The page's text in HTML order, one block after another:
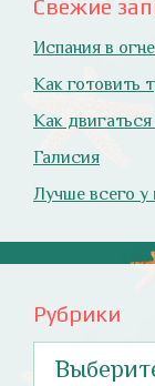
Свежие
Испания в огне
Как готовить
Как
Галисия
Лучше всего у
Рубрики